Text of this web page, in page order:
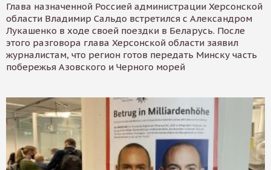
Глава назначенной Россией администрации Херсонской
области Владимир Сальдо встретился с Александром
Лукашенко в ходе своей поездки в Беларусь. После
этого разговора глава Херсонской области заявил
журналистам, что регион готов передать Минску часть
побережья Азовского и Черного морей